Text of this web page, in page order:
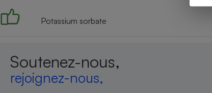
Potassium sorbate
Soutenez-nous,
rejoignez-nous,